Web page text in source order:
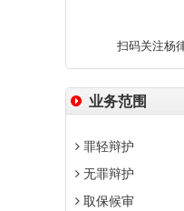
扫码关注杨
业务范围
罪轻辩护
无罪辩护
取保候审